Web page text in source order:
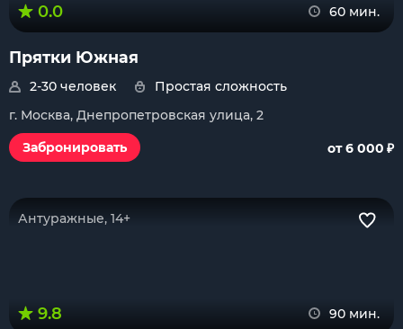
0.0 60 мин.
Прятки Южная
2-30 человек
Простая сложность
г. Москва, Днепропетровская улица, 2
Забронировать
от 6 000 ₽
Антуражные, 14+
9.8 90 мин.